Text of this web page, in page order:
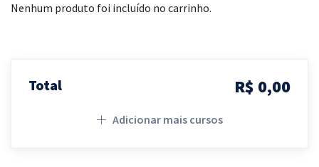
Nenhum produto foi incluído no carrinho.
Total R$ 0,00
Adicionar mais cursos